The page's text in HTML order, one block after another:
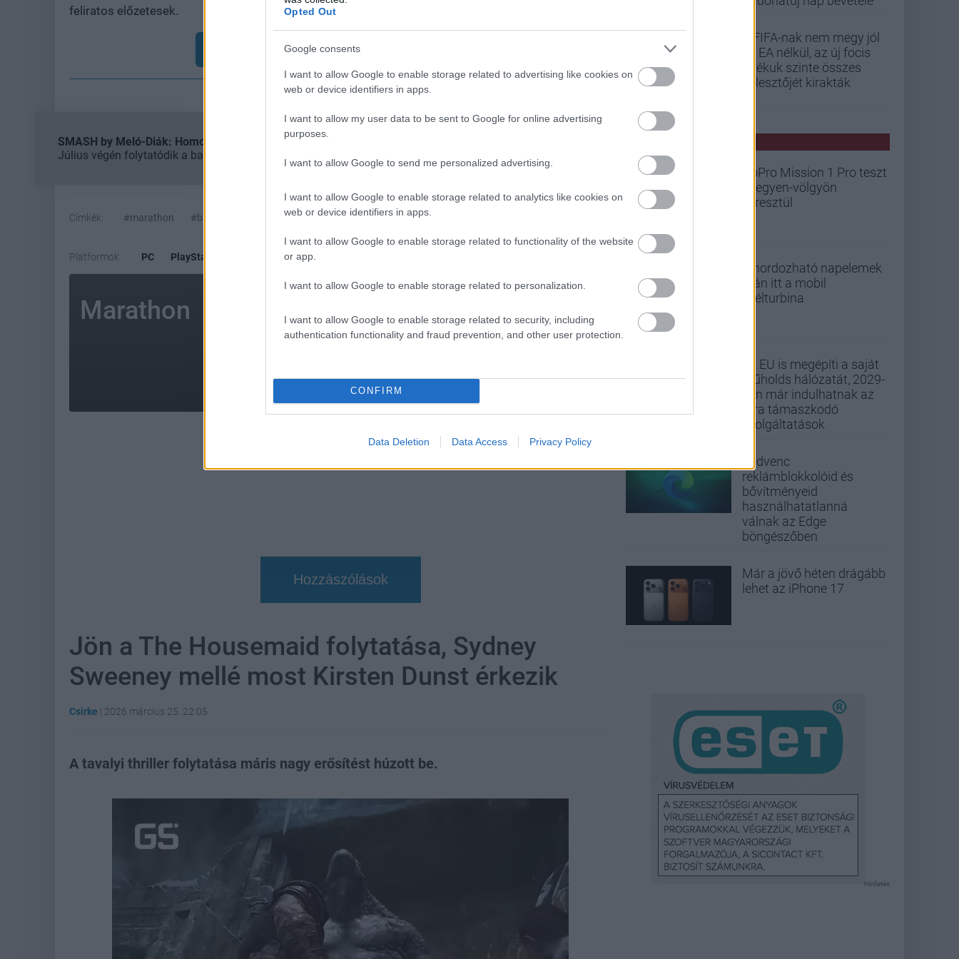
Opted Out
Google consents
I want to allow Google to enable storage related to advertising like cookies on
web or device identifiers in apps.
I want to allow my user data to be sent to Google for online advertising
purposes.
I want to allow Google to send me personalized advertising.
I want to allow Google to enable storage related to analytics like cookies on
web or device identifiers in apps.
I want to allow Google to enable storage related to functionality of the website
or app.
I want to allow Google to enable storage related to personalization.
I want to allow Google to enable storage related to security, including
authentication functionality and fraud prevention, and other user protection.
CONFIRM
Data Deletion Data Access Privacy Policy
feliratos előzetesek.
Feliratkozom Csatornatag leszek
SMASH by Meló-Diák: Homok, zene és a nyár legjobb hangulata – Jön a második forduló! (X)
Július végén folytatódik a balatoni strandröplabda-sorozat.
Címkék: #marathon #bungie
Platformok: PC PlayStation 5 Xbox Series X
Marathon
AMI NEM
Hozzászólások
Jön a The Housemaid folytatása, Sydney
Sweeney mellé most Kirsten Dunst érkezik
Csirke | 2026 március 25. 22:05
A tavalyi thriller folytatása máris nagy erősítést húzott be.
A FIFA-nak nem megy jól
az EA nélkül, az új focis
játékuk szinte összes
fejlesztőjét kirakták
GoPro Mission 1 Pro teszt
- hegyen-völgyön
keresztül
A hordozható napelemek
után itt a mobil
szélturbina
Az EU is megépíti a saját
műholds hálózatát, 2029-
ben már indulhatnak az
arra támaszkodó
szolgáltatások
Kedvenc
reklámblokkolóid és
bővítményeid
használhatatlanná
válnak az Edge
böngészőben
Már a jövő héten drágább
lehet az iPhone 17
Hirdetés